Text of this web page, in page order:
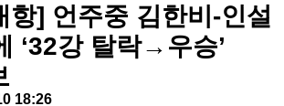
항] 언주중 김한비-인설
‘32강 탈락→우승’
18:26